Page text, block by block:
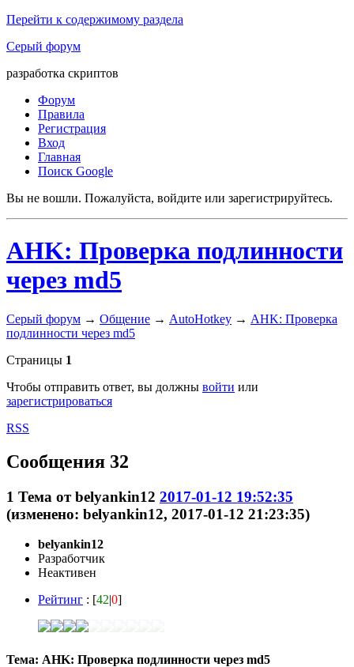
Перейти к содержимому раздела
Серый форум
разработка скриптов
Форум
Правила
Регистрация
Вход
Главная
Поиск Google
Вы не вошли. Пожалуйста, войдите или зарегистрируйтесь.
AHK: Проверка подлинности
через md5
Серый форум → Общение → AutoHotkey → AHK: Проверка
подлинности через md5
Страницы 1
Чтобы отправить ответ, вы должны войти или
зарегистрироваться
RSS
Сообщения 32
1 Тема отbelyankin12 2017-01-12 19:52:35
(изменено: belyankin12, 2017-01-12 21:23:35)
belyankin12
Разработчик
Неактивен
Рейтинг : [42|0]
Тема: AHK: Проверка подлинности через md5